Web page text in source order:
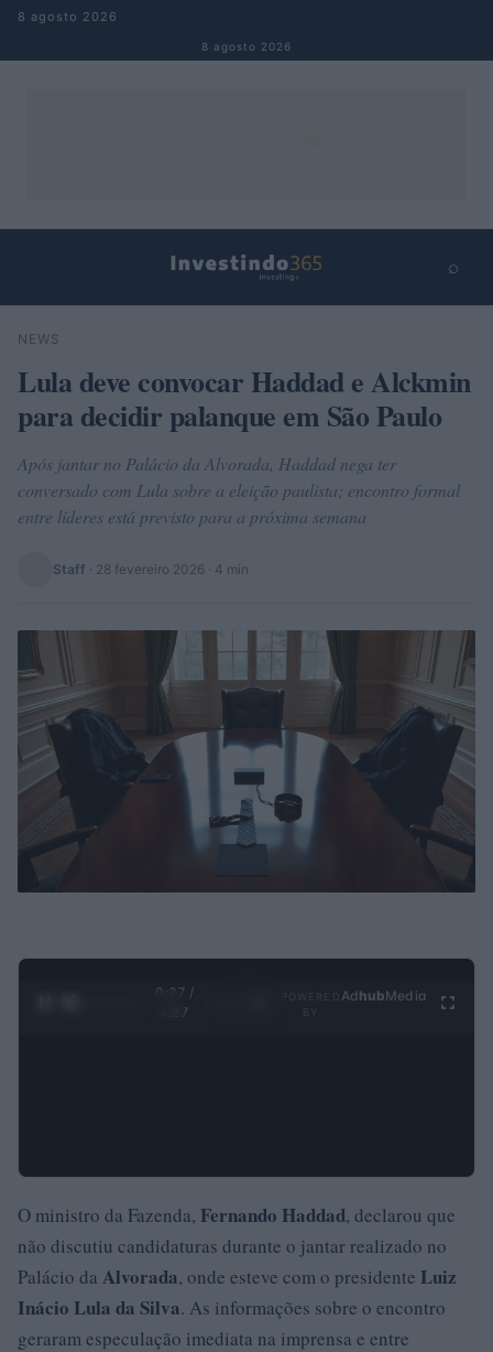
Pular para o conteúdo
8 agosto 2026
8 agosto 2026
⌕
Buscar
NEWS
Lula deve convocar Haddad e Alckmin
para decidir palanque em São Paulo
Após jantar no Palácio da Alvorada, Haddad nega ter
conversado com Lula sobre a eleição paulista; encontro formal
entre líderes está previsto para a próxima semana
Staff · 28 fevereiro 2026 · 4 min
0:27 /
4:27
Ad hubMedia
O ministro da Fazenda, Fernando Haddad, declarou que
não discutiu candidaturas durante o jantar realizado no
Palácio da Alvorada, onde esteve com o presidente Luiz
Inácio Lula da Silva. As informações sobre o encontro
geraram especulação imediata na imprensa e entre